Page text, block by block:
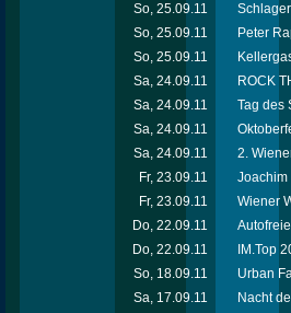
So, 25.09.11
So, 25.09.11
Peter
So, 25.09.11
Sa, 24.09.11
ROCK
Sa, 24.09.11
Tag des
Sa, 24.09.11
Sa, 24.09.11
2.
Fr, 23.09.11
Joachim
Fr, 23.09.11
Wiener
Do, 22.09.11
Do, 22.09.11
IM.Top
So, 18.09.11
Urban
Sa, 17.09.11
Nacht